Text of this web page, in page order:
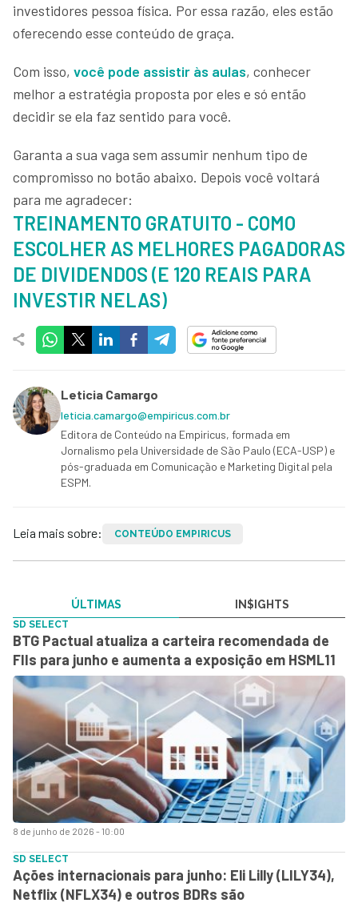
investidores pessoa física. Por essa razão, eles estão
oferecendo esse conteúdo de graça.
Com isso, você pode assistir às aulas, conhecer
melhor a estratégia proposta por eles e só então
decidir se ela faz sentido para você.
Garanta a sua vaga sem assumir nenhum tipo de
compromisso no botão abaixo. Depois você voltará
para me agradecer:
TREINAMENTO GRATUITO - COMO
ESCOLHER AS MELHORES PAGADORAS
DE DIVIDENDOS (E 120 REAIS PARA
INVESTIR NELAS)
Leticia Camargo
leticia.camargo@empiricus.com.br
Editora de Conteúdo na Empiricus, formada em
Jornalismo pela Universidade de São Paulo (ECA-USP) e
pós-graduada em Comunicação e Marketing Digital pela
ESPM.
Leia mais sobre: CONTEÚDO EMPIRICUS
ÚLTIMAS IN$IGHTS
8 de junho de 2026 - 10:00
SD SELECT
BTG Pactual atualiza a carteira recomendada de
FIIs para junho e aumenta a exposição em HSML11
SD SELECT
Ações internacionais para junho: Eli Lilly (LILY34),
Netflix (NFLX34) e outros BDRs são